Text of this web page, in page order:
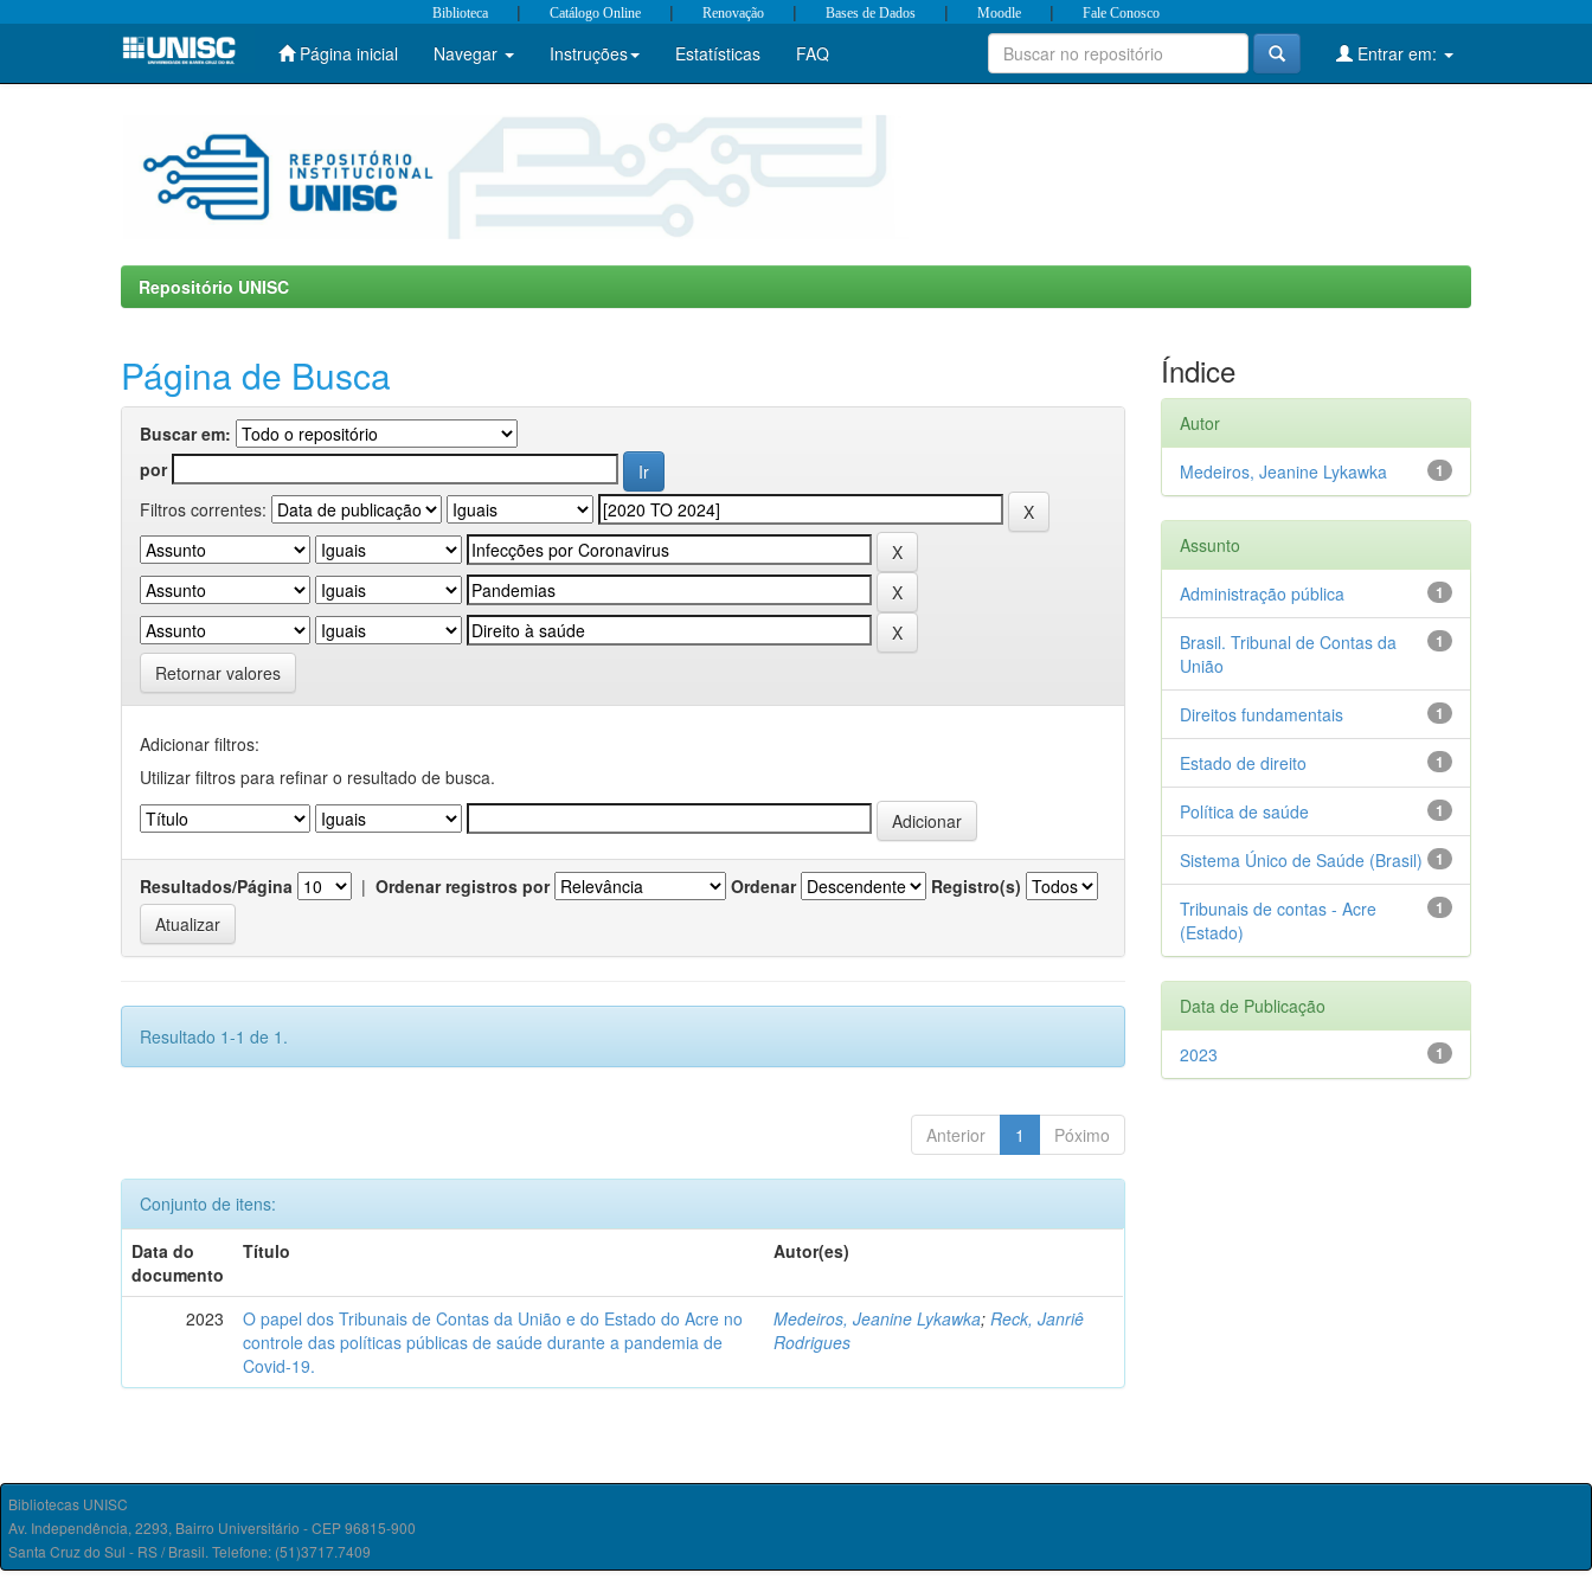
Skip
Biblioteca | Catálogo Online | Renovação | Bases de Dados | Moodle | Fale Conosco
Página inicial Navegar Instruções Estatísticas FAQ Entrar em:
Repositório UNISC
Página de Busca
Buscar em:
por
Filtros correntes:
Retornar valores
Adicionar filtros:
Utilizar filtros para refinar o resultado de busca.
Resultados/Página | Ordenar registros por Ordenar Registro(s)
Resultado 1-1 de 1.
Anterior 1 Póximo
Conjunto de itens:
Data do
documento
Título Autor(es)
2023
O papel dos Tribunais de Contas da União e do Estado do Acre no
controle das políticas públicas de saúde durante a pandemia de
Covid-19.
Medeiros, Jeanine Lykawka;Reck, Janriê
Rodrigues
Índice
Autor
1
Medeiros, Jeanine Lykawka
Assunto
1
Administração pública
1
Brasil. Tribunal de Contas da
União
1
Direitos fundamentais
1
Estado de direito
1
Política de saúde
1
Sistema Único de Saúde (Brasil)
1
Tribunais de contas - Acre
(Estado)
Data de Publicação
1
2023
Bibliotecas UNISC
Av. Independência, 2293, Bairro Universitário - CEP 96815-900
Santa Cruz do Sul - RS / Brasil. Telefone: (51)3717.7409